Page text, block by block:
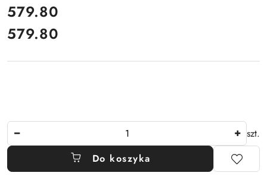
cena:
579.80
Cena:
579.80
szt.
Do koszyka